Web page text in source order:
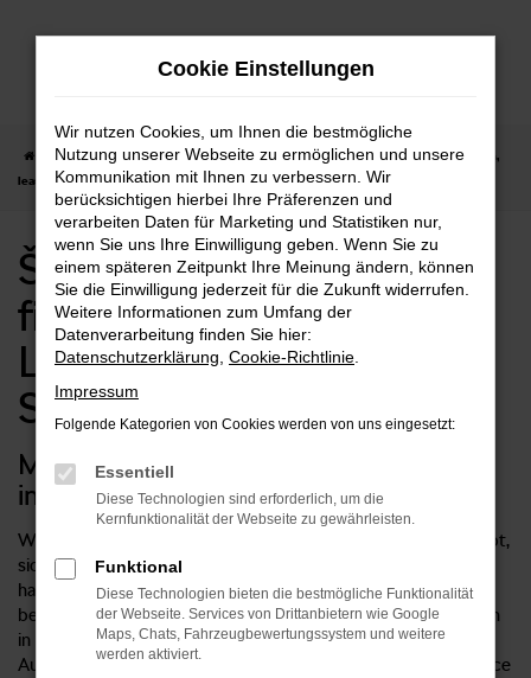
Zum
Startseite Schwäbisch Gmünd Škoda
Škoda Fabia kaufen, finanzieren,
leasen | Lieferservice nach Schwäbisch Gmünd
Škoda Fabia kaufen,
finanzieren, leasen |
Lieferservice nach
Schwäbisch Gmünd
Maximal mobil mit Ihrem Škoda Fabia
in Schwäbisch Gmünd
Wer in Schwäbisch Gmünd oder der direkten Umgebung lebt,
sichert mit einem Škoda Fabia seine Mobilität. Das Fahrzeug
hat bereits in zahlreichen Tests und Vergleichen seine
besonderen Fähigkeiten unter Beweis gestellt und setzt auch
in der aktuellen Modellgeneration Maßstäbe. Wir vom
Autohaus Sorg bieten Ihnen den Škoda Fabia mit Lieferservice
Cookie Einstellungen
Wir nutzen Cookies, um Ihnen die bestmögliche
Nutzung unserer Webseite zu ermöglichen und unsere
Kommunikation mit Ihnen zu verbessern. Wir
berücksichtigen hierbei Ihre Präferenzen und
verarbeiten Daten für Marketing und Statistiken nur,
wenn Sie uns Ihre Einwilligung geben. Wenn Sie zu
einem späteren Zeitpunkt Ihre Meinung ändern, können
Sie die Einwilligung jederzeit für die Zukunft widerrufen.
Weitere Informationen zum Umfang der
Datenverarbeitung finden Sie hier:
Datenschutzerklärung Cookie-Richtlinie
Impressum
Folgende Kategorien von Cookies werden von uns eingesetzt:
Essentiell
Diese Technologien sind erforderlich, um die
Kernfunktionalität der Webseite zu gewährleisten.
Funktional
Diese Technologien bieten die bestmögliche Funktionalität
der Webseite. Services von Drittanbietern wie Google
Maps, Chats, Fahrzeugbewertungssystem und weitere
werden aktiviert.